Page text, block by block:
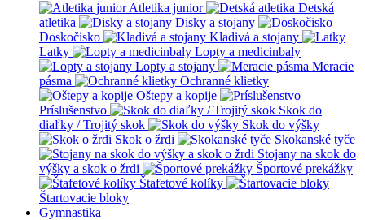
Atletika junior
Detská
atletika
Disky a stojany
Doskočisko
Kladivá a stojany
Latky
Lopty a medicinbaly
Lopty a stojany
Meracie
pásma
Ochranné klietky
Oštepy a kopije
Príslušenstvo
Skok do
diaľky / Trojitý skok
Skok do výšky
Skok o žrdi
Skokanské tyče
Stojany na skok do
výšky a skok o žrdi
Športové prekážky
Štafetové kolíky
Štartovacie bloky
Gymnastika